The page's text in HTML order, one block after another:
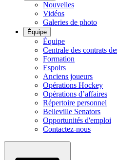
Nouvelles
Vidéos
Galeries de photo
Équipe
Équipe
Centrale des contrats
Formation
Espoirs
Anciens joueurs
Opérations Hockey
Opérations d’affaires
Répertoire personnel
Belleville Senators
Opportunités d'emploi
Contactez-nous